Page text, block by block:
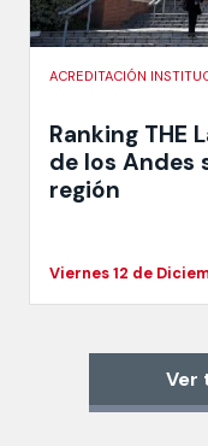
ACREDITACIÓN
Ranking THE
de los Andes
región
Viernes 12 de
Ver